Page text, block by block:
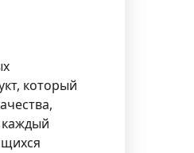
который
каждый